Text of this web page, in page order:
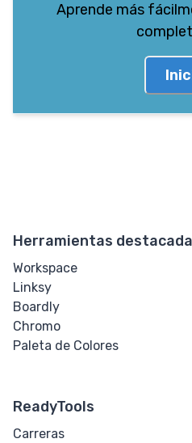
Aprende más
Herramientas
Workspace
Linksy
Boardly
Chromo
Paleta de Colores
ReadyTools
Carreras